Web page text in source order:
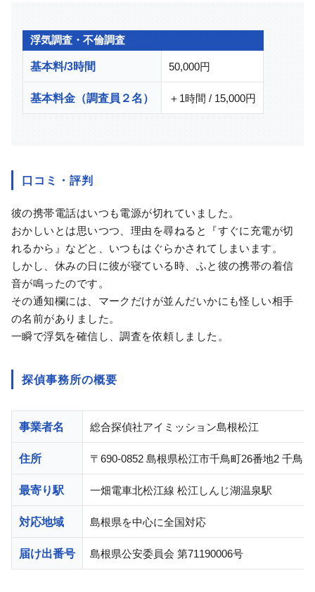
浮気調査・不倫調査
基本料/3時間 50,000円
基本料金（調査員２名） ＋1時間 / 15,000円
口コミ・評判
彼の携帯電話はいつも電源が切れていました。
おかしいとは思いつつ、理由を尋ねると『すぐに充電が切
れるから』などと、いつもはぐらかされてしまいます。
しかし、休みの日に彼が寝ている時、ふと彼の携帯の着信
音が鳴ったのです。
その通知欄には、マークだけが並んだいかにも怪しい相手
の名前がありました。
一瞬で浮気を確信し、調査を依頼しました。
探偵事務所の概要
事業者名 総合探偵社アイミッション島根松江
住所 〒690-0852 島根県松江市千鳥町26番地2 千鳥
最寄り駅 一畑電車北松江線 松江しんじ湖温泉駅
対応地域 島根県を中心に全国対応
届け出番号 島根県公安委員会 第71190006号